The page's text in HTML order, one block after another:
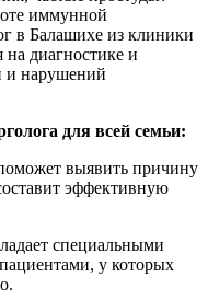
иммунной
в Балашихе из клиники
на диагностике и
и нарушений
для всей семьи:
выявить причину
эффективную
специальными
у которых